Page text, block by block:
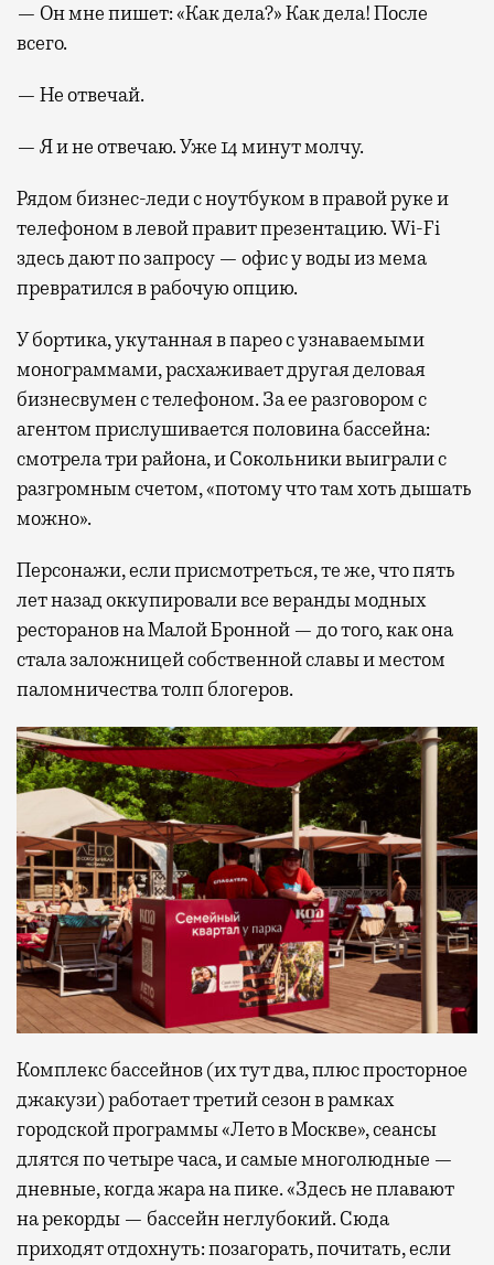
— Он мне пишет: «Как дела?» Как дела! После
всего.
— Не отвечай.
— Я и не отвечаю. Уже 14 минут молчу.
Рядом бизнес-леди с ноутбуком в правой руке и
телефоном в левой правит презентацию. Wi-Fi
здесь дают по запросу — офис у воды из мема
превратился в рабочую опцию.
У бортика, укутанная в парео с узнаваемыми
монограммами, расхаживает другая деловая
бизнесвумен с телефоном. За ее разговором с
агентом прислушивается половина бассейна:
смотрела три района, и Сокольники выиграли с
разгромным счетом, «потому что там хоть дышать
можно».
Персонажи, если присмотреться, те же, что пять
лет назад оккупировали все веранды модных
ресторанов на Малой Бронной — до того, как она
стала заложницей собственной славы и местом
паломничества толп блогеров.
Комплекс бассейнов (их тут два, плюс просторное
джакузи) работает третий сезон в рамках
городской программы «Лето в Москве», сеансы
длятся по четыре часа, и самые многолюдные —
дневные, когда жара на пике. «Здесь не плавают
на рекорды — бассейн неглубокий. Сюда
приходят отдохнуть: позагорать, почитать, если